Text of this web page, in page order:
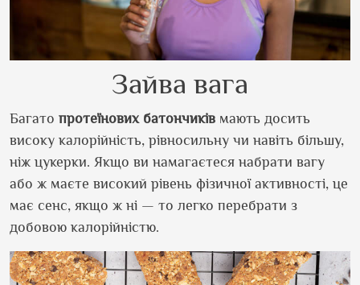
Зайва вага
Багато протеїнових батончиків мають досить
високу калорійність, рівносильну чи навіть більшу,
ніж цукерки. Якщо ви намагаєтеся набрати вагу
або ж маєте високий рівень фізичної активності, це
має сенс, якщо ж ні — то легко перебрати з
добовою калорійністю.